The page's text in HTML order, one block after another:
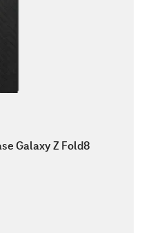
Galaxy Z Fold8